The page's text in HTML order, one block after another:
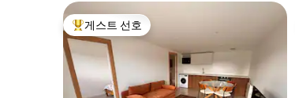
상위 게스트 선호
게스트 선호